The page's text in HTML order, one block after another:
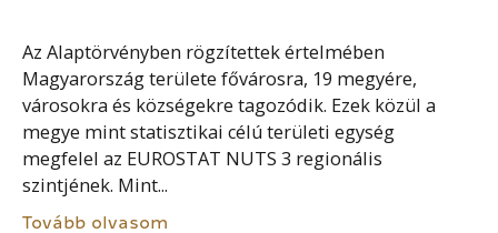
Az Alaptörvényben rögzítettek értelmében
Magyarország területe fővárosra, 19 megyére,
városokra és községekre tagozódik. Ezek közül a
megye mint statisztikai célú területi egység
megfelel az EUROSTAT NUTS 3 regionális
szintjének. Mint...
Tovább olvasom